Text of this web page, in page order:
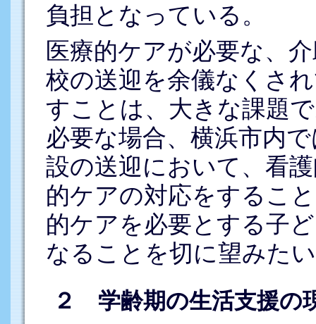
負担となっている。
医療的ケアが必要な、
校の送迎を余儀なくさ
すことは、大きな課題
必要な場合、横浜市内
設の送迎において、看
的ケアの対応をするこ
的ケアを必要とする子
なることを切に望みた
２ 学齢期の生活支援の